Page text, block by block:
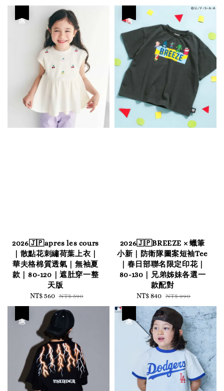
2026🇯🇵apres les cours
｜散點花刺繡荷葉上衣｜
華夫格棉質透氣｜無袖夏
款｜80-120｜遮肚穿一整
天版
Sale
price
NT$ 560 Regular
price
NT$ 590
2026🇯🇵BREEZE × 蠟筆
小新｜防衛隊圖案短袖Tee
｜春日部聯名限定印花｜
80-130｜兄弟姊妹各選一
款配對
Sale
price
NT$ 840 Regular
price
NT$ 890